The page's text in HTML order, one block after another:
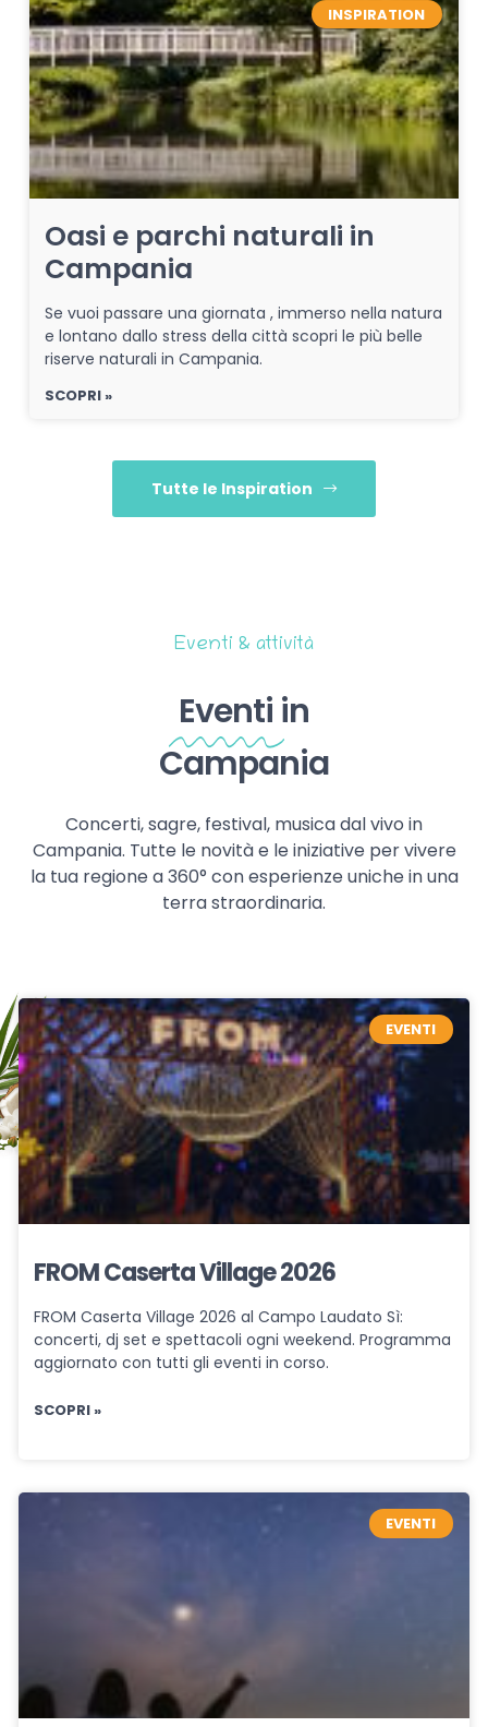
INSPIRATION
Oasi e parchi naturali in
Campania
Se vuoi passare una giornata , immerso nella natura
e lontano dallo stress della città scopri le più belle
riserve naturali in Campania.
SCOPRI »
Tutte le Inspiration
Eventi & attività
Eventi in
Campania
Concerti, sagre, festival, musica dal vivo in
Campania. Tutte le novità e le iniziative per vivere
la tua regione a 360° con esperienze uniche in una
terra straordinaria.
EVENTI
FROM Caserta Village 2026
FROM Caserta Village 2026 al Campo Laudato Sì:
concerti, dj set e spettacoli ogni weekend. Programma
aggiornato con tutti gli eventi in corso.
SCOPRI »
EVENTI